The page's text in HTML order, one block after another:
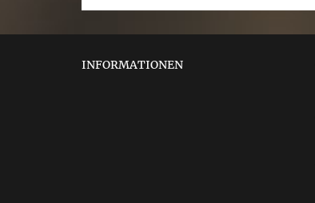
INFORMATIONEN